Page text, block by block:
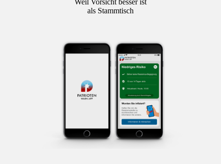
Weil Vorsicht besser ist
als Stammtisch